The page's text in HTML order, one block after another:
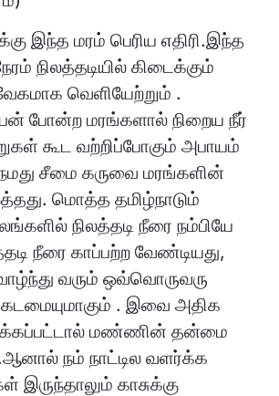
இந்த மரம் பெரிய எதிரி.இந்த
நிலத்தடியில் கிடைக்கும்
வெளியேற்றும் .
போன்ற மரங்களால் நிறைய நீர்
கூட வற்றிப்போகும் அபாயம்
சீமை கருவை மரங்களின்
மொத்த தமிழ்நாடும்
நிலத்தடி நீரை நம்பியே
நீரை காப்பற்ற வேண்டியது,
வரும் ஒவ்வொருவரு
கடமையுமாகும் . இவை அதிக
மண்ணின் தன்மை
.ஆனால் நம் நாட்டில வளர்க்க
இருந்தாலும் காசுக்கு